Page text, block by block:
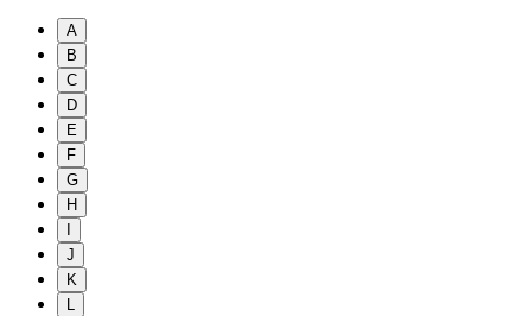
A
B
C
D
E
F
G
H
J
K
L